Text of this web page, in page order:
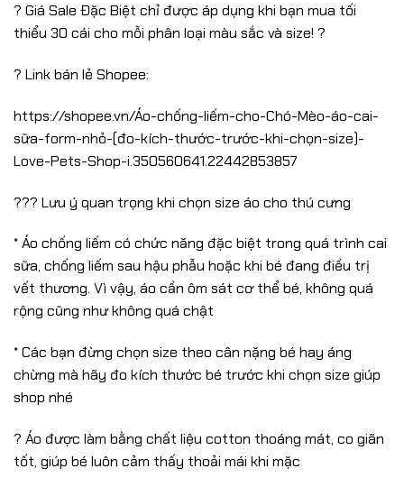
? Giá Sale Đặc Biệt chỉ được áp dụng khi bạn mua tối
thiểu 30 cái cho mỗi phân loại màu sắc và size! ?
? Link bán lẻ Shopee:
https://shopee.vn/Áo-chống-liếm-cho-Chó-Mèo-áo-cai-
sữa-form-nhỏ-(đo-kích-thước-trước-khi-chọn-size)-
Love-Pets-Shop-i.350560641.22442853857
??? Lưu ý quan trọng khi chọn size áo cho thú cưng
* Áo chống liếm có chức năng đặc biệt trong quá trình cai
sữa, chống liếm sau hậu phẫu hoặc khi bé đang điều trị
vết thương. Vì vậy, áo cần ôm sát cơ thể bé, không quá
rộng cũng như không quá chật
* Các bạn đừng chọn size theo cân nặng bé hay áng
chừng mà hãy đo kích thước bé trước khi chọn size giúp
shop nhé
?️ Áo được làm bằng chất liệu cotton thoáng mát, co giãn
tốt, giúp bé luôn cảm thấy thoải mái khi mặc